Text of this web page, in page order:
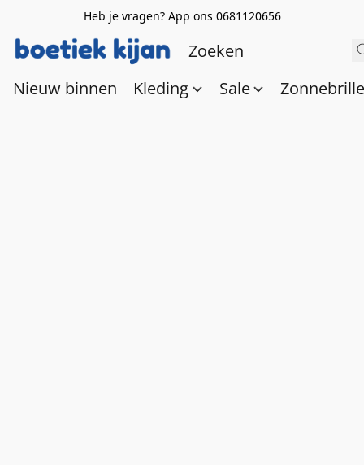
Heb je vragen? App ons 0681120656
Nieuw binnen Kleding Sale